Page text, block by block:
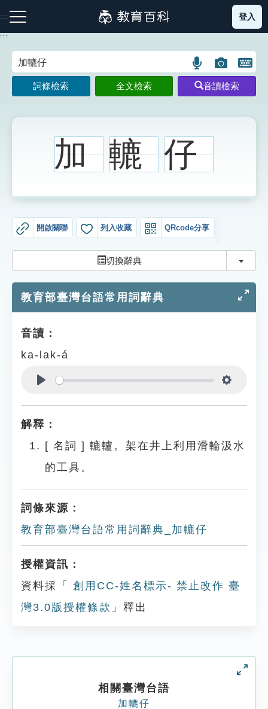
到
主
:::
注音索引圖示 筆畫索引圖示 部首索引表圖示
生字詞彙表
知識索引
遊戲專區
貓頭鷹博士
登入
:::
語
言
搜
示
圖
片
搜
開
鍵
圖
詞條檢索 全文檢索 音讀檢索
加 轆 仔
開啟關聯 列入收藏 QRcode分享
切換辭典 切換
教育部臺灣台語常用詞辭典
音讀：
ka-lak-á
解釋：
[ 名詞 ] 轆轤。架在井上利用滑輪汲水
的工具。
詞條來源：
教育部臺灣台語常用詞辭典_加轆仔
授權資訊：
資料採「
創用CC-姓名標示- 禁止改作 臺
灣3.0版授權條款 」釋出
相關臺灣台語
加轆仔